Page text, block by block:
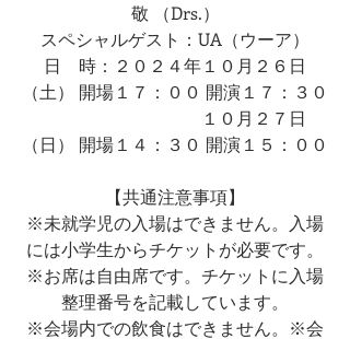
敬 （Drs.）
スペシャルゲスト：UA（ウーア）
日    時：２０２４年１０月２６日
（土） 開場１７：００ 開演１７：３０
１０月２７日
（日） 開場１４：３０ 開演１５：００
【共通注意事項】
※未就学児の入場はできません。入場
には小学生からチケットが必要です。
※お席は自由席です。チケットに入場
整理番号を記載しています。
※会場内での飲食はできません。※会